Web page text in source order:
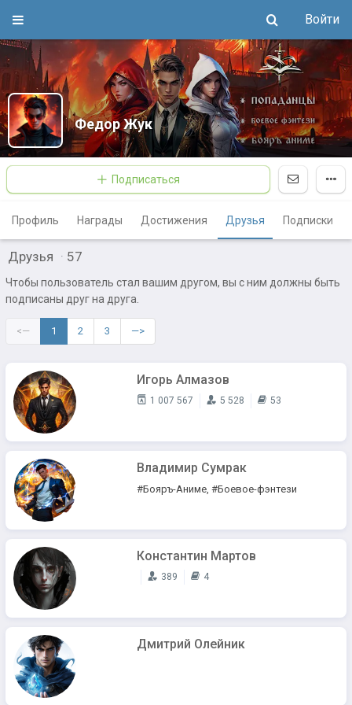
Войти
Федор Жук
Подписаться
Профиль Награды Достижения Друзья Подписки
Друзья · 57
Чтобы пользователь стал вашим другом, вы с ним должны быть
подписаны друг на друга.
<— 1 2 3 —>
Игорь Алмазов
1 007 567 5 528 53
Владимир Сумрак
#Бояръ-Аниме, #Боевое-фэнтези
Константин Мартов
389 4
Дмитрий Олейник